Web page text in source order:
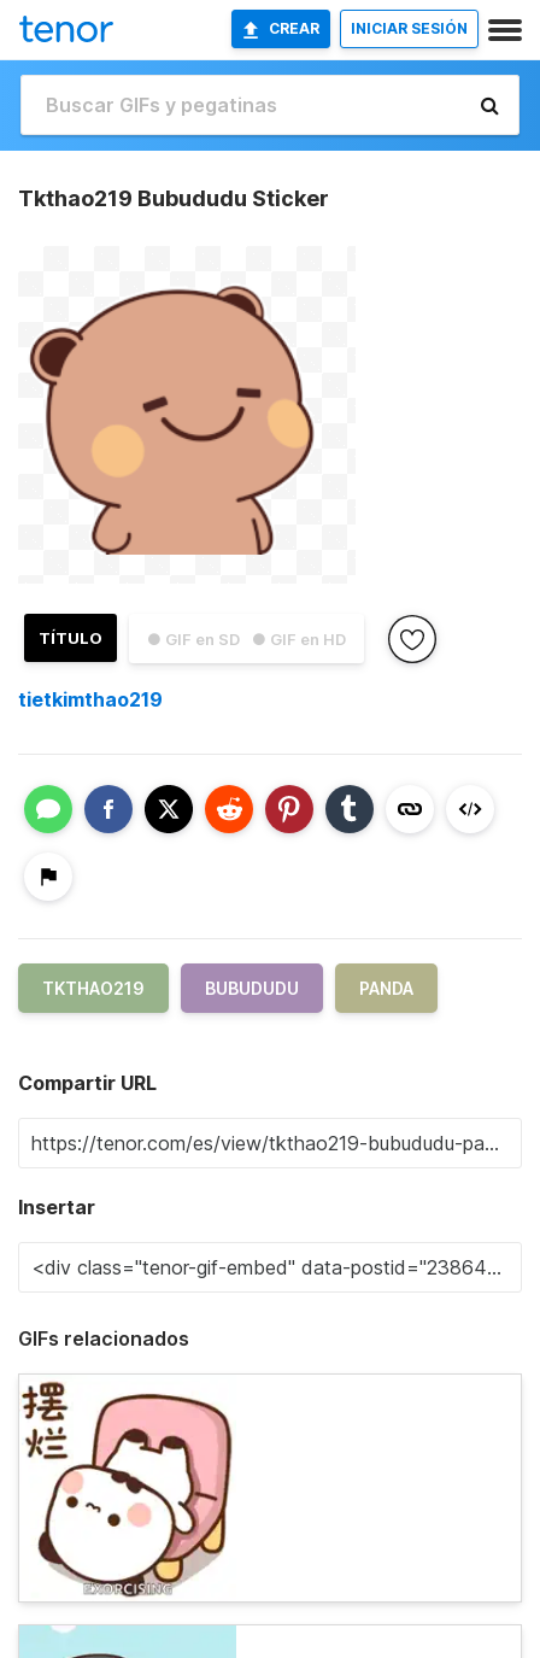
CREAR INICIAR SESIÓN
Tkthao219 Bubududu Sticker
● GIF en SD ● GIF en HD
TÍTULO
tietkimthao219
TKTHAO219 BUBUDUDU PANDA
Compartir URL
Insertar
GIFs relacionados